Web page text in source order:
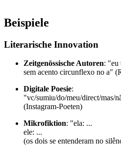
Beispiele
Literarische Innovation
Zeitgenössische Autoren: "eu
sem acento circunflexo no a"
Digitale Poesie:
"vc/sumiu/do/meu/direct/mas/
(Instagram-Poeten)
Mikrofiktion: "ela: ...
ele: ...
(os dois se entenderam no